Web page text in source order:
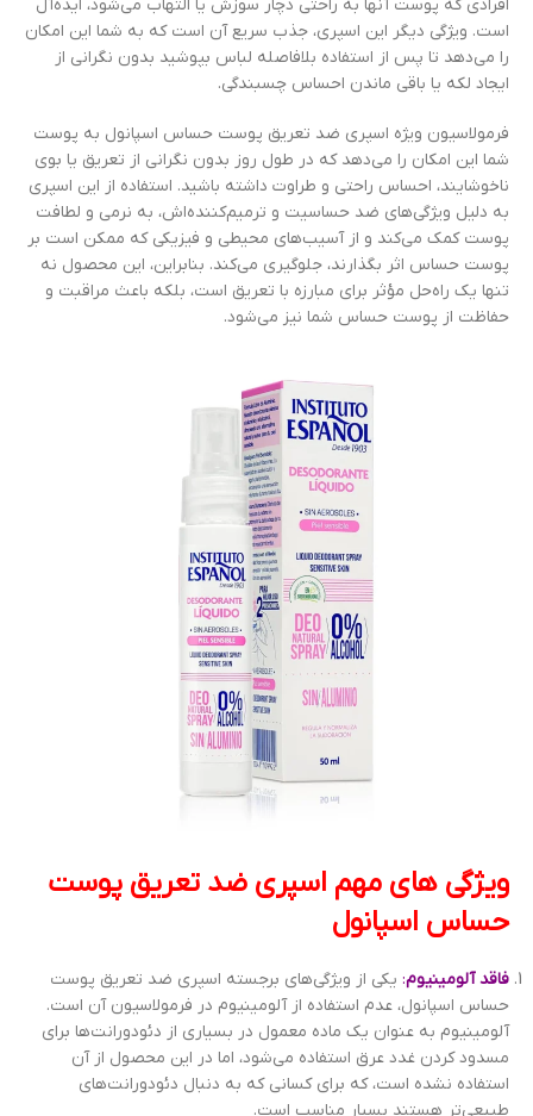
افرادی که پوست آنها به راحتی دچار سوزش یا التهاب می‌شود، ایده‌آل
است. ویژگی دیگر این اسپری، جذب سریع آن است که به شما این امکان
را می‌دهد تا پس از استفاده بلافاصله لباس بپوشید بدون نگرانی از
ایجاد لکه یا باقی ماندن احساس چسبندگی.
فرمولاسیون ویژه اسپری ضد تعریق پوست حساس اسپانول به پوست
شما این امکان را می‌دهد که در طول روز بدون نگرانی از تعریق یا بوی
ناخوشایند، احساس راحتی و طراوت داشته باشید. استفاده از این اسپری
به دلیل ویژگی‌های ضد حساسیت و ترمیم‌کننده‌اش، به نرمی و لطافت
پوست کمک می‌کند و از آسیب‌های محیطی و فیزیکی که ممکن است بر
پوست حساس اثر بگذارند، جلوگیری می‌کند. بنابراین، این محصول نه
تنها یک راه‌حل مؤثر برای مبارزه با تعریق است، بلکه باعث مراقبت و
حفاظت از پوست حساس شما نیز می‌شود.
ویژگی های مهم اسپری ضد تعریق پوست
حساس اسپانول
فاقد آلومینیوم: یکی از ویژگی‌های برجسته اسپری ضد تعریق پوست
حساس اسپانول، عدم استفاده از آلومینیوم در فرمولاسیون آن است.
آلومینیوم به عنوان یک ماده معمول در بسیاری از دئودورانت‌ها برای
مسدود کردن غدد عرق استفاده می‌شود، اما در این محصول از آن
استفاده نشده است، که برای کسانی که به دنبال دئودورانت‌های
طبیعی‌تر هستند بسیار مناسب است.